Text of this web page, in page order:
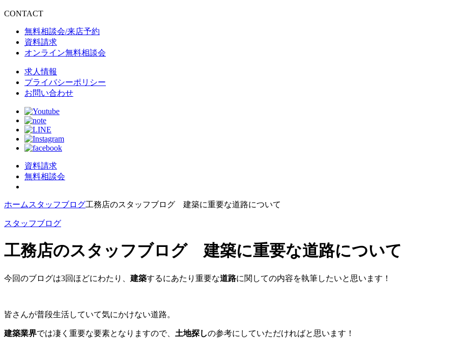
CONTACT
無料相談会/来店予約
資料請求
オンライン無料相談会
求人情報
プライバシーポリシー
お問い合わせ
資料請求
無料相談会
ホーム スタッフブログ工務店のスタッフブログ 建築に重要な道路について
スタッフブログ
工務店のスタッフブログ 建築に重要な道路について
今回のブログは3回ほどにわたり、 建築するにあたり重要な道路に関しての内容を執筆したいと思います！
皆さんが普段生活していて気にかけない道路。
建築業界では凄く重要な要素となりますので、 土地探しの参考にしていただければと思います！